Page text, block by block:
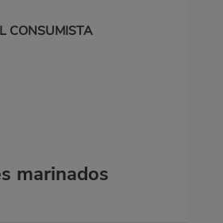
CONSUMISTA
marinados